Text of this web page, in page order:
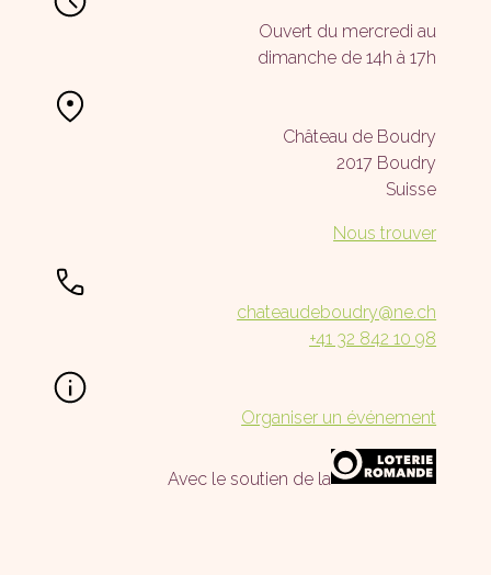
Ouvert du mercredi au
dimanche de 14h à 17h
Château de Boudry
2017 Boudry
Suisse
Nous trouver
chateaudeboudry@ne.ch
+41 32 842 10 98
Organiser un événement
Avec le soutien de la